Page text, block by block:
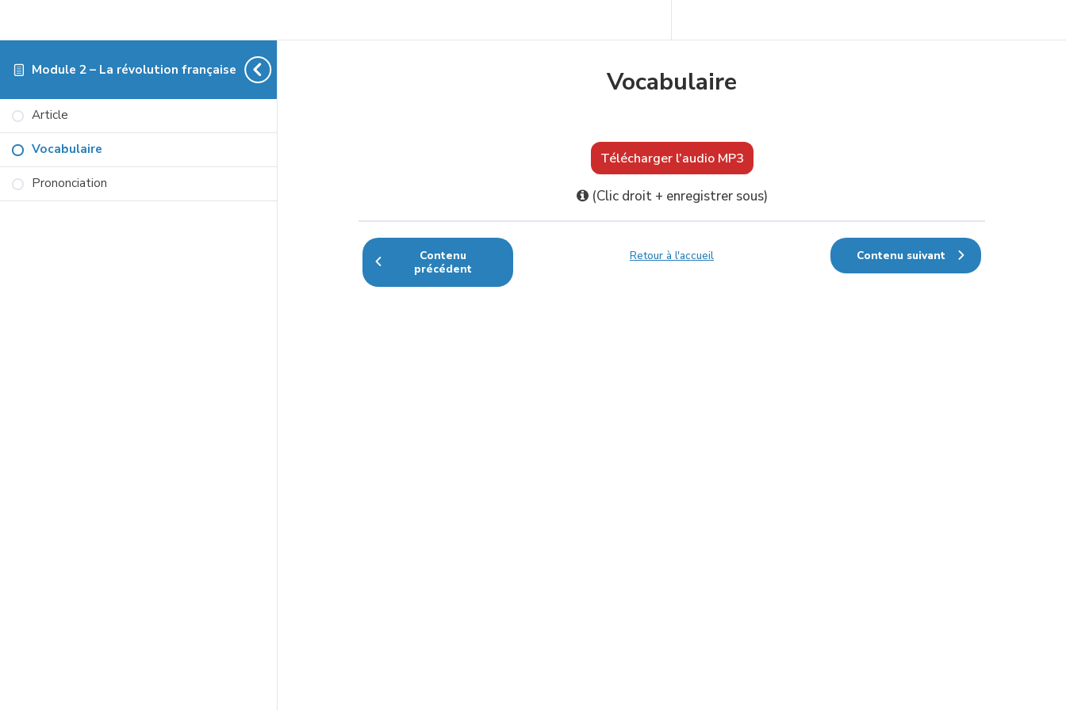
Module 2 – La révolution française
Article
Vocabulaire
Prononciation
Vocabulaire
Télécharger l’audio MP3
(Clic droit + enregistrer sous)
Contenu
précédent
Retour à l'accueil Contenu suivant